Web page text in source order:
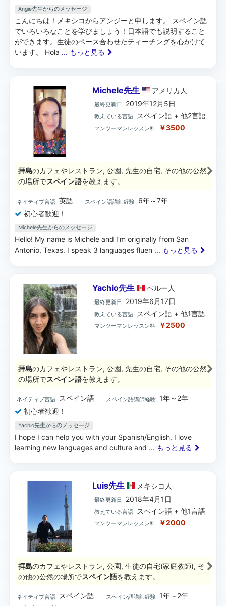
Angie先生からのメッセージ
こんにちは！メキシコからアンジーと申します。 スペイン語
でいろいろなことを学びましょう！日本語でも説明すること
ができます。生徒のペース合わせたティーチングを心がけて
います。 Hola ... もっと見る
Michele先生 アメリカ 人
最終更新日 2019年12月5日
教えている言語 スペイン語 + 他2言語
マンツーマンレッスン料 ￥3500
拝島のカフェやレストラン, 公園, 先生の自宅, その他の公然
の場所でスペイン語を教えます。
ネイティブ言語 英語 スペイン語講師経験
6年～7年
初心者歓迎！
Michele先生からのメッセージ
Hello! My name is Michele and I’m originally from San
Antonio, Texas. I speak 3 languages fluen ... もっと見る
Yachio先生 ペルー 人
最終更新日 2019年6月17日
教えている言語 スペイン語 + 他1言語
マンツーマンレッスン料 ￥2500
拝島のカフェやレストラン, 公園, 先生の自宅, その他の公然
の場所でスペイン語を教えます。
ネイティブ言語 スペイン語 スペイン語講師経験 1年～2年
初心者歓迎！
Yachio先生からのメッセージ
I hope I can help you with your Spanish/English. I love
learning new languages and culture and ... もっと見る
Luis先生 メキシコ 人
最終更新日 2018年4月1日
教えている言語 スペイン語 + 他1言語
マンツーマンレッスン料 ￥2000
拝島のカフェやレストラン, 公園, 生徒の自宅(家庭教師), そ
の他の公然の場所でスペイン語を教えます。
ネイティブ言語 スペイン語 スペイン語講師経験 1年～2年